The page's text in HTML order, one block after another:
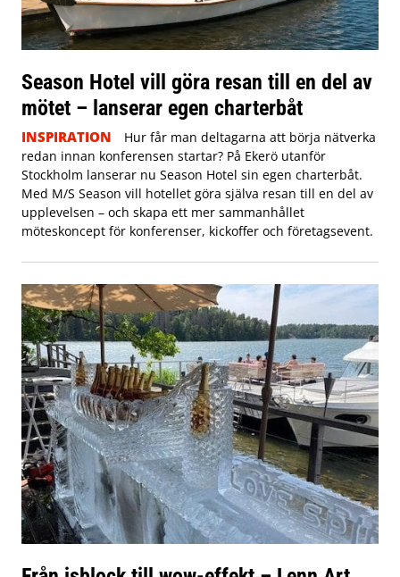
Season Hotel vill göra resan till en del av
mötet – lanserar egen charterbåt
INSPIRATION
Hur får man deltagarna att börja nätverka
redan innan konferensen startar? På Ekerö utanför
Stockholm lanserar nu Season Hotel sin egen charterbåt.
Med M/S Season vill hotellet göra själva resan till en del av
upplevelsen – och skapa ett mer sammanhållet
möteskoncept för konferenser, kickoffer och företagsevent.